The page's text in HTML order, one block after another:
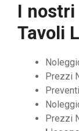
I
Tavoli
Prezzi
Prezzi